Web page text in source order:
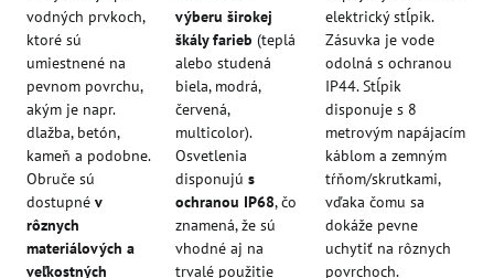
vodných prvkoch,
ktoré sú
umiestnené na
pevnom povrchu,
akým je napr.
dlažba, betón,
kameň a podobne.
Obruče sú
dostupné v
rôznych
materiálových a
veľkostných
výberu širokej
škály farieb (teplá
alebo studená
biela, modrá,
červená,
multicolor).
Osvetlenia
disponujú s
ochranou IP68, čo
znamená, že sú
vhodné aj na
trvalé použitie
elektrický stĺpik.
Zásuvka je vode
odolná s ochranou
IP44. Stĺpik
disponuje s 8
metrovým napájacím
káblom a zemným
tŕňom/skrutkami,
vďaka čomu sa
dokáže pevne
uchytiť na rôznych
povrchoch.